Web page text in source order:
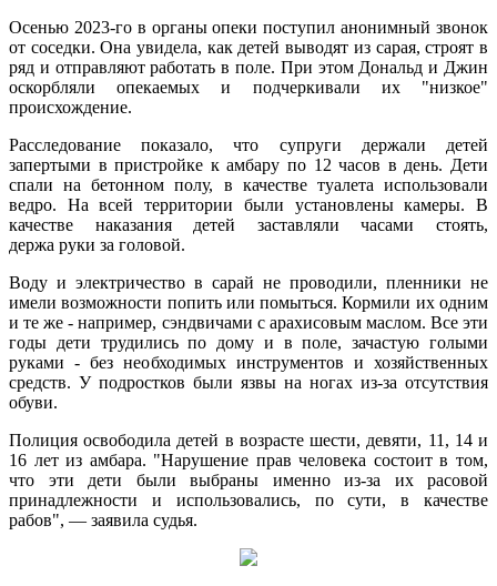
Осенью 2023-го в органы опеки поступил анонимный звонок
от соседки. Она увидела, как детей выводят из сарая, строят в
ряд и отправляют работать в поле. При этом Дональд и Джин
оскорбляли опекаемых и подчеркивали их "низкое"
происхождение.
Расследование показало, что супруги держали детей
запертыми в пристройке к амбару по 12 часов в день. Дети
спали на бетонном полу, в качестве туалета использовали
ведро. На всей территории были установлены камеры. В
качестве наказания детей заставляли часами стоять,
держа руки за головой.
Воду и электричество в сарай не проводили, пленники не
имели возможности попить или помыться. Кормили их одним
и те же - например, сэндвичами с арахисовым маслом. Все эти
годы дети трудились по дому и в поле, зачастую голыми
руками - без необходимых инструментов и хозяйственных
средств. У подростков были язвы на ногах из-за отсутствия
обуви.
Полиция освободила детей в возрасте шести, девяти, 11, 14 и
16 лет из амбара. "Нарушение прав человека состоит в том,
что эти дети были выбраны именно из-за их расовой
принадлежности и использовались, по сути, в качестве
рабов", — заявила судья.